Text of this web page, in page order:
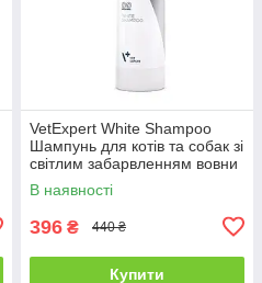
VetExpert White Shampoo
Шампунь для котів та собак зі
світлим забарвленням вовни
- 250 мл
В наявності
396 ₴ 440 ₴
Купити